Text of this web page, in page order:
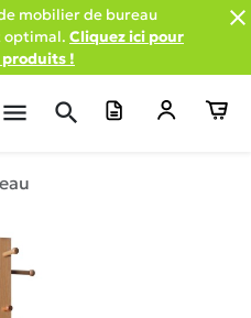
mobilier de bureau
optimal. Cliquez ici pour
produits !

menu search